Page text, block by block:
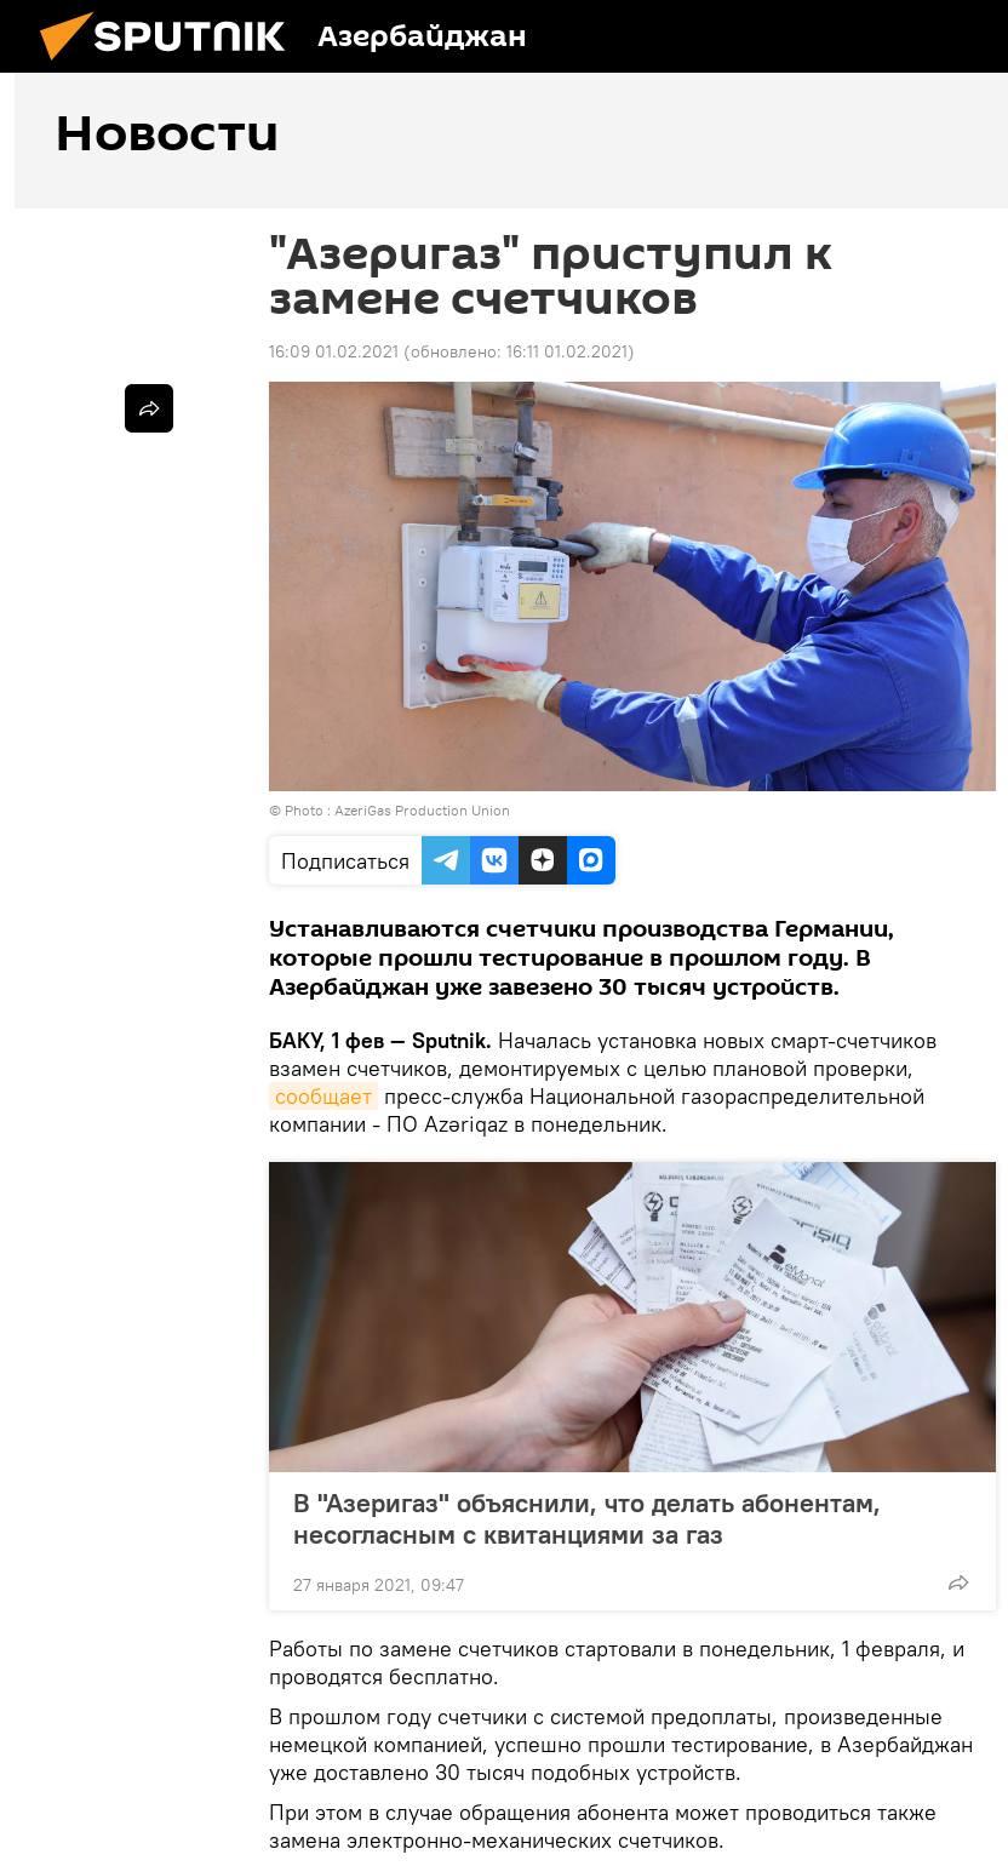
Азербайджан
Новости
"Азеригаз" приступил к
замене счетчиков
16:09 01.02.2021 (обновлено: 16:11 01.02.2021)
© Photo : AzeriGas Production Union
Подписаться
Устанавливаются счетчики производства Германии,
которые прошли тестирование в прошлом году. В
Азербайджан уже завезено 30 тысяч устройств.
БАКУ, 1 фев — Sputnik. Началась установка новых смарт-счетчиков
взамен счетчиков, демонтируемых с целью плановой проверки,
сообщает пресс-служба Национальной газораспределительной
компании - ПО Azəriqaz в понедельник.
В "Азеригаз" объяснили, что делать абонентам,
несогласным с квитанциями за газ
27 января 2021, 09:47
Работы по замене счетчиков стартовали в понедельник, 1 февраля, и
проводятся бесплатно.
В прошлом году счетчики с системой предоплаты, произведенные
немецкой компанией, успешно прошли тестирование, в Азербайджан
уже доставлено 30 тысяч подобных устройств.
При этом в случае обращения абонента может проводиться также
замена электронно-механических счетчиков.